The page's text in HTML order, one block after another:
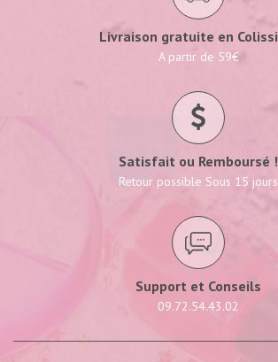
Livraison gratuite en
A partir de 59€
Satisfait ou Remboursé !
Retour possible Sous 15 jours
Support et Conseils
09.72.54.43.02